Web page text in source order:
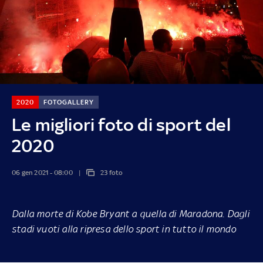
Le migliori foto di sport del
2020
2020 FOTOGALLERY
06 gen 2021 - 08:00 23 foto
Dalla morte di Kobe Bryant a quella di Maradona. Dagli
stadi vuoti alla ripresa dello sport in tutto il mondo